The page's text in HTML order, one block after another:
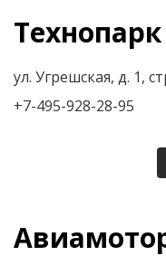
Технопарк
ул. Угрешская, д. 1,
+7-495-928-28-95